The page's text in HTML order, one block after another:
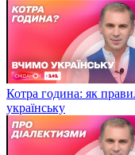
Котра година: як
українську